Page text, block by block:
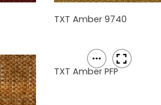
TXT Amber 9740
TXT Amber PFP